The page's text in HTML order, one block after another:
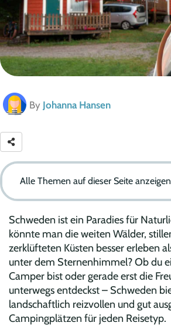
By Johanna Hansen
Alle Themen auf dieser Seite anzeigen
Schweden ist ein Paradies für
könnte man die weiten Wälder,
zerklüfteten Küsten besser erleben
unter dem Sternenhimmel? Ob du
Camper bist oder gerade erst die
unterwegs entdeckst – Schweden
landschaftlich reizvollen und gut
Campingplätzen für jeden Reisetyp.